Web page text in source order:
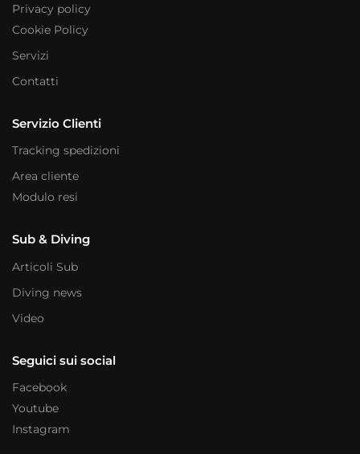
Privacy policy
Cookie Policy
Servizi
Contatti
Servizio Clienti
Tracking spedizioni
Area cliente
Modulo resi
Sub & Diving
Articoli Sub
Diving news
Video
Seguici sui social
Facebook
Youtube
Instagram